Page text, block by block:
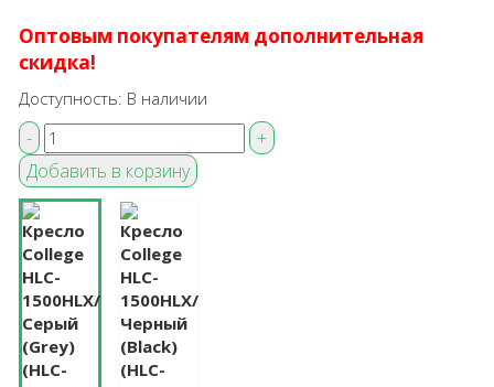
Оптовым покупателям дополнительная
скидка!
Доступность: В наличии